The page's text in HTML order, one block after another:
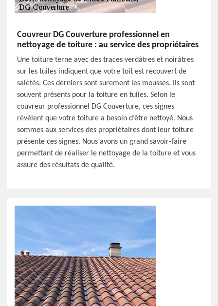
Couvreur DG Couverture professionnel en
nettoyage de toiture : au service des propriétaires
Une toiture terne avec des traces verdâtres et noirâtres
sur les tuiles indiquent que votre toit est recouvert de
saletés. Ces derniers sont surement les mousses. Ils sont
souvent présents pour la toiture en tuiles. Selon le
couvreur professionnel DG Couverture, ces signes
révèlent que votre toiture a besoin d’être nettoyé. Nous
sommes aux services des propriétaires dont leur toiture
présente ces signes. Nous avons un grand savoir-faire
permettant de réaliser le nettoyage de la toiture et vous
assure des résultats de qualité.